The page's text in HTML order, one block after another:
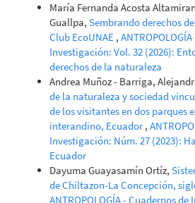
María Fernanda Acosta
Guallpa, Sembrando derechos
Club EcoUNAE ,
Investigación: Vol. 32 (2026):
derechos de la naturaleza
Andrea Muñoz - Barriga,
de la naturaleza y sociedad
de los visitantes en dos parques
interandino, Ecuador,
Investigación: Núm. 27 (2023):
Ecuador
Dayuma Guayasamín Ortíz,
de Chiltazon-La Concepción,
ANTROPOLOGÍA - Cuadernos